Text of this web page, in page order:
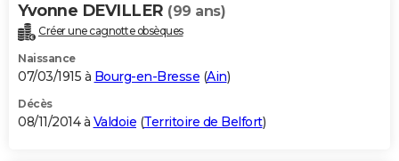
Yvonne DEVILLER (99 ans)
Créer une cagnotte obsèques
Naissance
07/03/1915 à Bourg-en-Bresse (Ain)
Décès
08/11/2014 à Valdoie (Territoire de Belfort)